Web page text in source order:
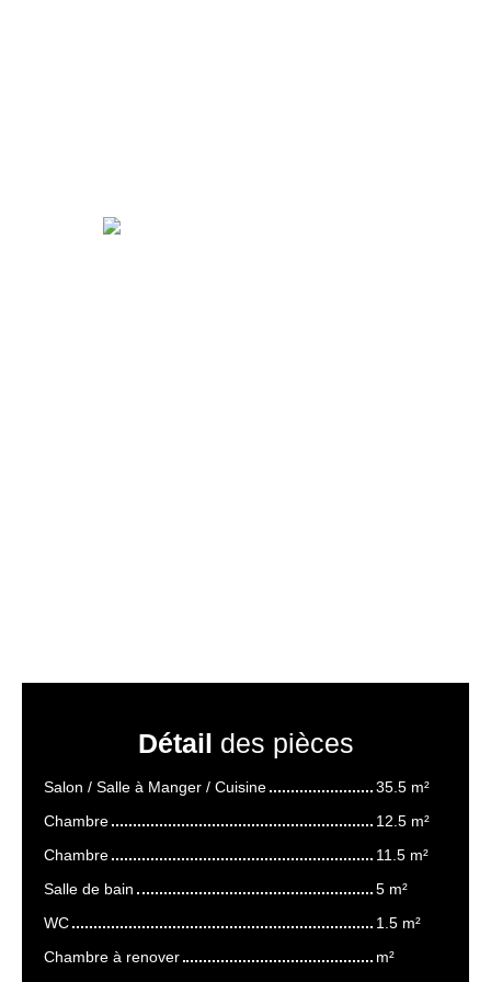
Détail des pièces
Salon / Salle à Manger / Cuisine
35.5 m²
Chambre
12.5 m²
Chambre
11.5 m²
Salle de bain
5 m²
WC
1.5 m²
Chambre à renover
m²